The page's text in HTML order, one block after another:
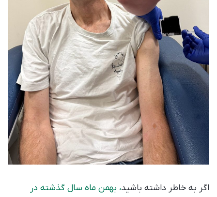
اگر به خاطر داشته باشید، بهمن ماه سال گذشته در